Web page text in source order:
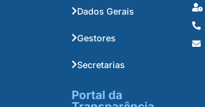
Dados Gerais
Gestores
Secretarias
Portal da